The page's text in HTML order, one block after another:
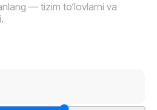
— tizim to‘lovlarni va